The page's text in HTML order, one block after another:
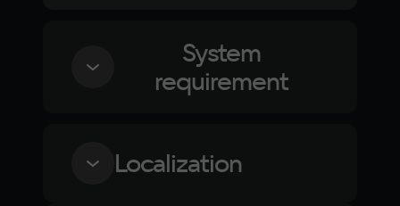
System
requirement
MinimumLocalization